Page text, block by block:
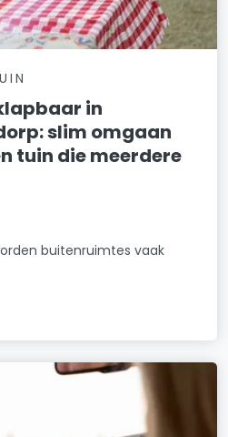
in
slim omgaan
tuin die meerdere
buitenruimtes vaak